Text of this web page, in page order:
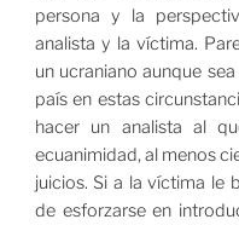
persona y la
analista y la víctima.
un ucraniano aunque
país en estas
hacer un analista al
ecuanimidad, al menos
juicios. Si a la víctima le
de esforzarse en